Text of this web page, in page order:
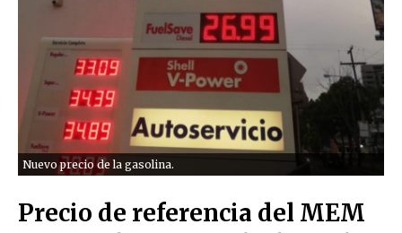
Nuevo precio de la gasolina.
Precio de referencia del MEM